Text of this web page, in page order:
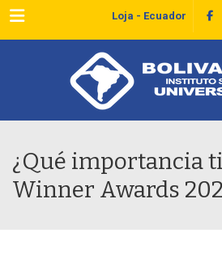
Menu Loja - Ecuador
¿Qué importancia
Winner Awards